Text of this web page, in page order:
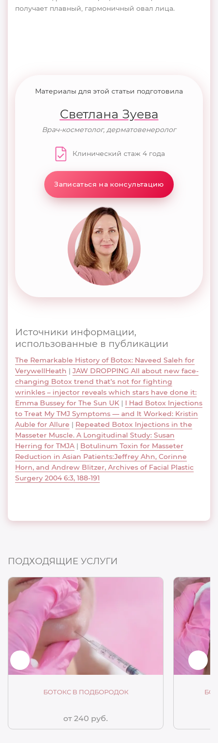
получает плавный, гармоничный овал лица.
Материалы для этой статьи подготовила
Светлана Зуева
Врач-косметолог, дерматовенеролог
Клинический стаж 4 года
Записаться на консультацию
Источники информации,
использованные в публикации
The Remarkable History of Botox: Naveed Saleh for
VerywellHeath | JAW DROPPING All about new face-
changing Botox trend that’s not for fighting
wrinkles – injector reveals which stars have done it:
Emma Bussey for The Sun UK | I Had Botox Injections
to Treat My TMJ Symptoms — and It Worked: Kristin
Auble for Allure | Repeated Botox Injections in the
Masseter Muscle. A Longitudinal Study: Susan
Herring for TMJA | Botulinum Toxin for Masseter
Reduction in Asian Patients:Jeffrey Ahn, Corinne
Horn, and Andrew Blitzer, Archives of Facial Plastic
Surgery 2004 6:3, 188-191
ПОДХОДЯЩИЕ УСЛУГИ
БОТОКС В ПОДБОРОДОК
от 240 руб.